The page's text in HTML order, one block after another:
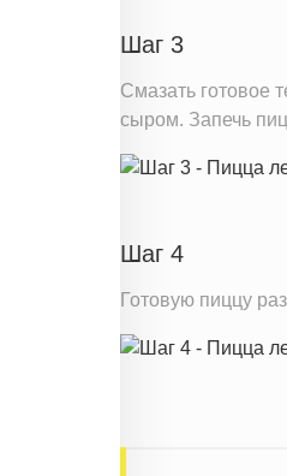
Шаг 3
Смазать готовое
сыром. Запечь
Шаг 4
Готовую пиццу